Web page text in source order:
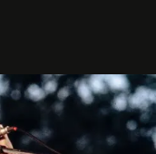
Trent'anni dopo,
che abbiamo.